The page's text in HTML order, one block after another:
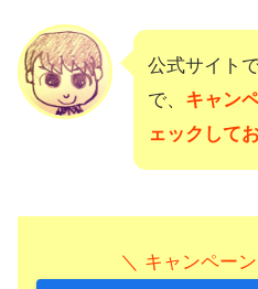
公式サイト
で、 キャン
ェックして
＼ キャンペー